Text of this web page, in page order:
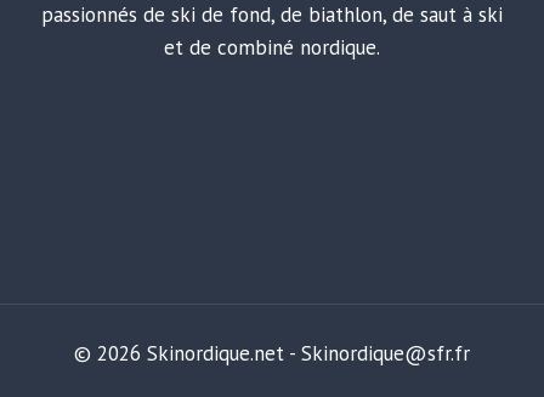
passionnés de ski de fond, de biathlon, de saut à ski
et de combiné nordique.
© 2026 Skinordique.net - Skinordique@sfr.fr